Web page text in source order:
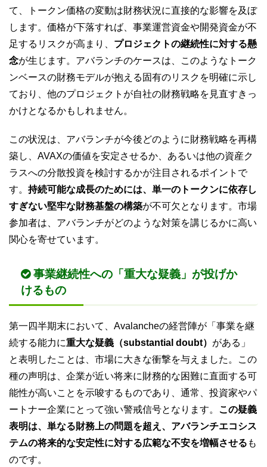
て、トークン価格の変動は財務状況に直接的な影響を及ぼ
します。価格が下落すれば、事業運営資金や開発資金が不
足するリスクが高まり、 プロジェクトの継続性に対する懸
念が生じます。アバランチのケースは、このようなトーク
ンベースの財務モデルが抱える固有のリスクを明確に示し
ており、他のプロジェクトが自社の財務戦略を見直すきっ
かけとなるかもしれません。
この状況は、アバランチが今後どのように財務戦略を再構
築し、AVAXの価値を安定させるか、あるいは他の資産ク
ラスへの分散投資を検討するかが注目されるポイントで
す。 持続可能な成長のためには、単一のトークンに依存し
すぎない堅牢な財務基盤の構築が不可欠となります。市場
参加者は、アバランチがどのような対策を講じるかに高い
関心を寄せています。
事業継続性への「重大な疑義」が投げか
けるもの
第一四半期末において、Avalancheの経営陣が「事業を継
続する能力に重大な疑義（substantial doubt） がある」
と表明したことは、市場に大きな衝撃を与えました。この
種の声明は、企業が近い将来に財務的な困難に直面する可
能性が高いことを示唆するものであり、通常、投資家やパ
ートナー企業にとって強い警戒信号となります。
この疑義
表明は、単なる財務上の問題を超え、アバランチエコシス
テムの将来的な安定性に対する広範な不安を増幅させる も
のです。